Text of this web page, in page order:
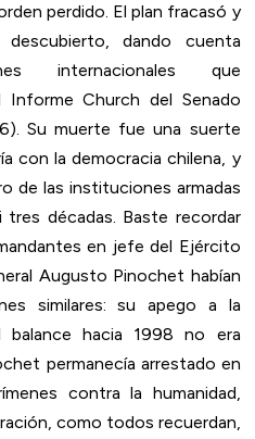
perdido. El plan fracasó y
dando cuenta
internacionales que
Informe Church del Senado
Su muerte fue una suerte
con la democracia chilena, y
de las instituciones armadas
tres décadas. Baste recordar
en jefe del Ejército
Augusto Pinochet habían
similares: su apego a la
balance hacia 1998 no era
permanecía arrestado en
contra la humanidad,
como todos recuerdan,